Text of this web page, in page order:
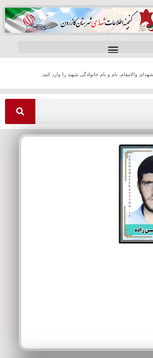
والامقام، نام و نام خانوادگی شهید را وارد کنید.